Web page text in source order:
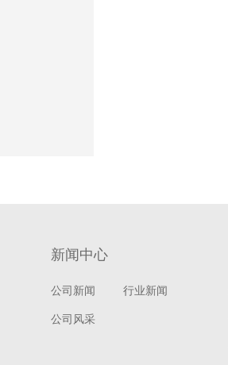
新闻中心
公司新闻
行业新闻
公司风采